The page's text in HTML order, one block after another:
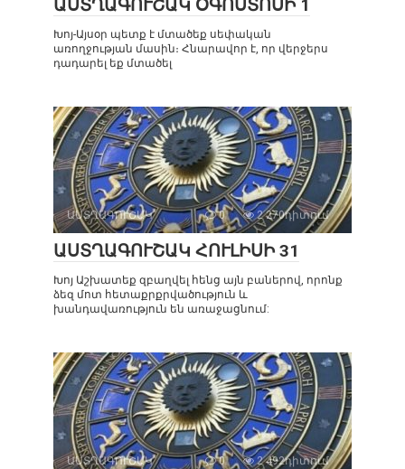
ԱՍՏՂԱԳՈՒՇԱԿ ՕԳՈՍՏՈՍԻ 1
Խոյ-Այսօր պետք է մտածեք սեփական
առողջության մասին։ Հնարավոր է, որ վերջերս
դադարել եք մտածել
ԱՍՏՂԱԳՈՒՇԱԿ 0 2 270դիտում
ԱՍՏՂԱԳՈՒՇԱԿ ՀՈՒԼԻՍԻ 31
Խոյ Աշխատեք զբաղվել հենց այն բաներով, որոնք
ձեզ մոտ հետաքրքրվածություն և
խանդավառություն են առաջացնում:
ԱՍՏՂԱԳՈՒՇԱԿ 0 2 492դիտում